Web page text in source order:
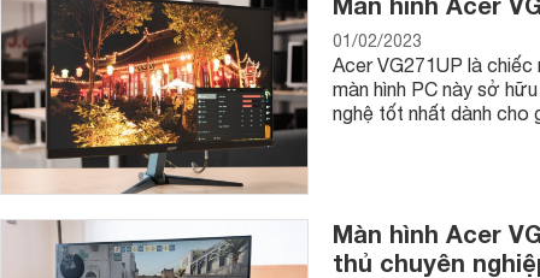
01/02/2023
Acer VG271UP là
màn hình PC này sở
nghệ tốt nhất dành cho
Màn hình Acer
thủ chuyên